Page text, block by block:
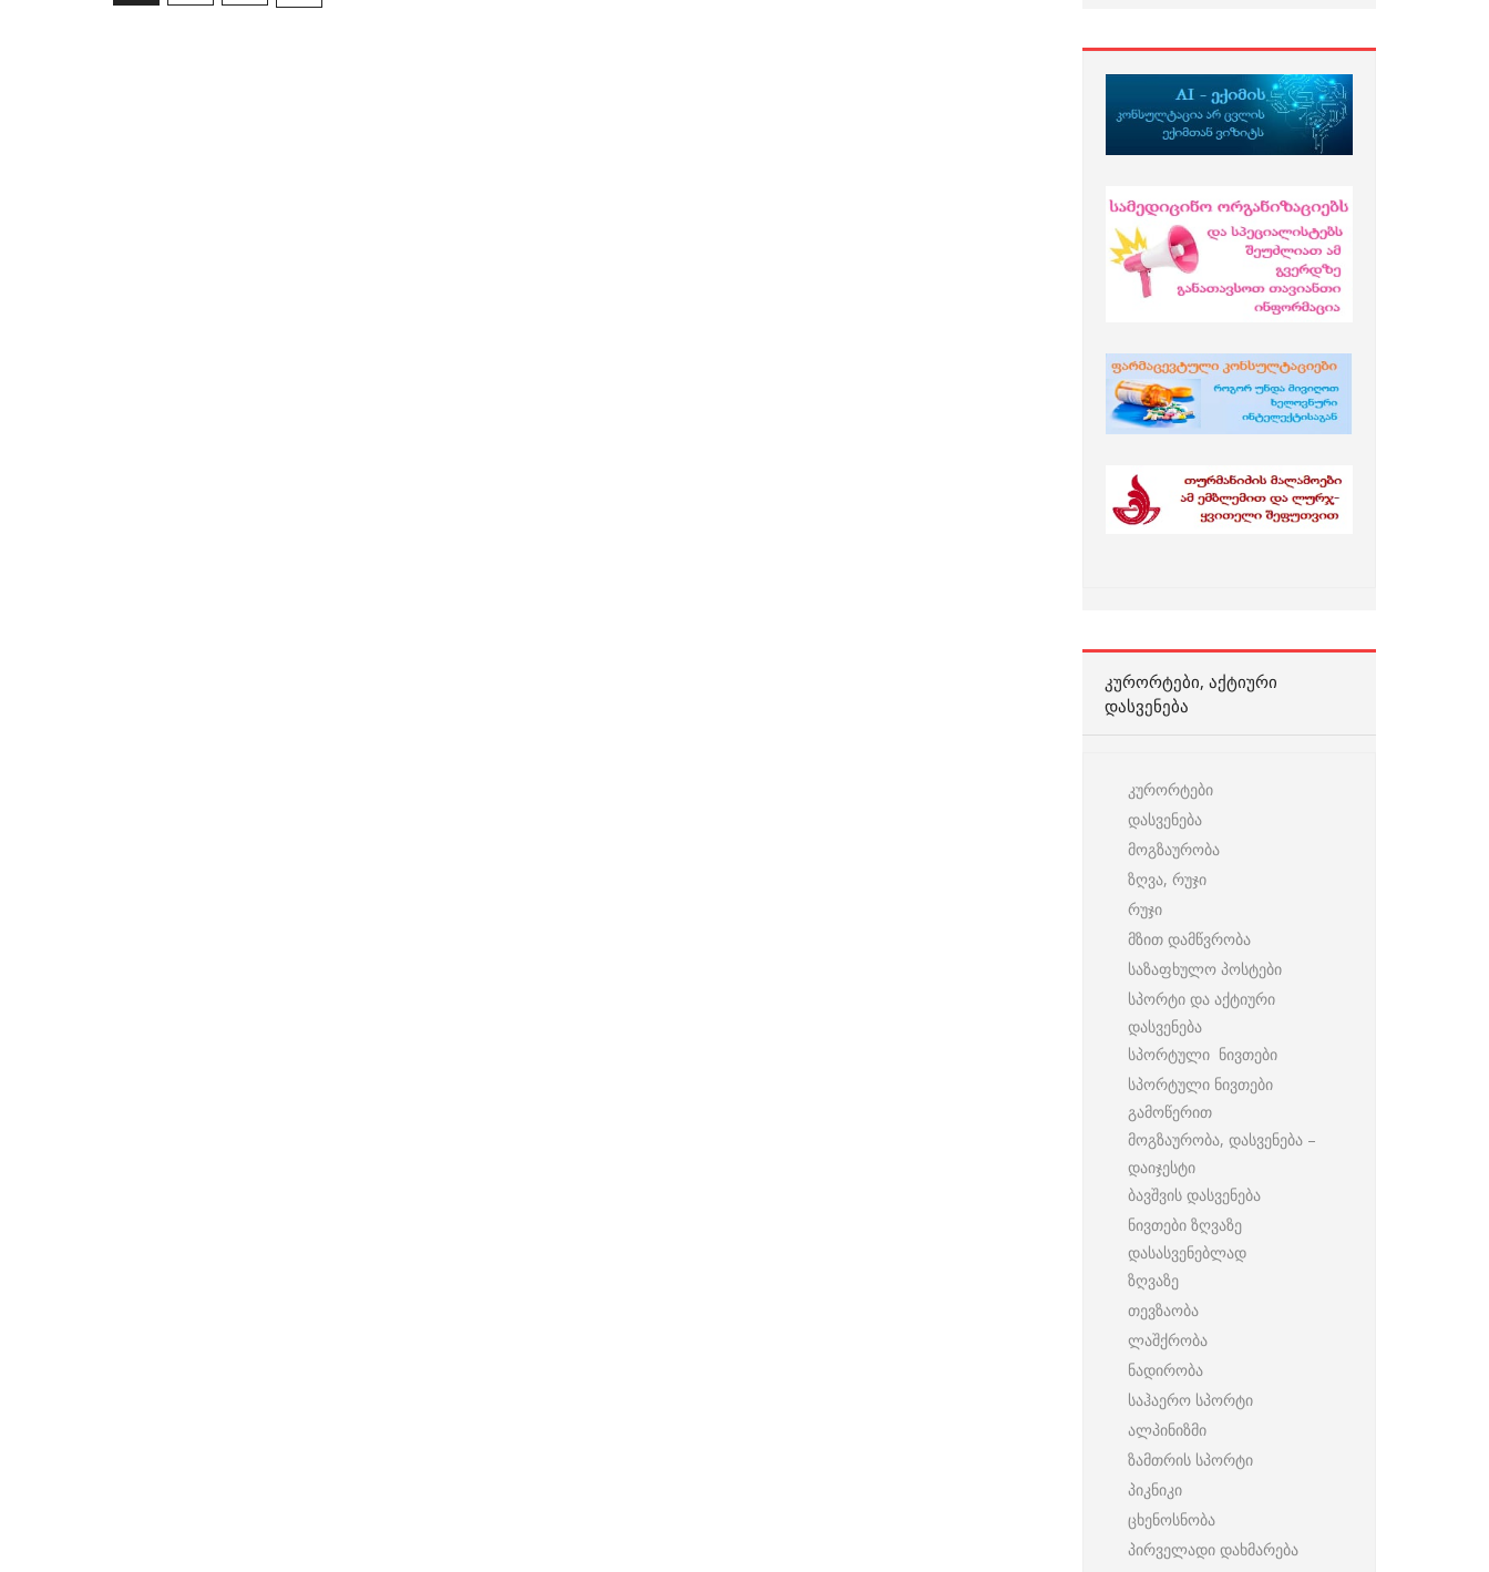
ᲙᲣᲠᲝᲠᲢᲔᲑᲘ, ᲐᲥᲢᲘᲣᲠᲘ
ᲓᲐᲡᲕᲔᲜᲔᲑᲐ
კურორტები
დასვენება
მოგზაურობა
ზღვა, რუჯი
რუჯი
მზით დამწვრობა
საზაფხულო პოსტები
სპორტი და აქტიური
დასვენება
სპორტული ნივთები
სპორტული ნივთები
გამოწერით
მოგზაურობა, დასვენება –
დაიჯესტი
ბავშვის დასვენება
ნივთები ზღვაზე
დასასვენებლად
ზღვაზე
თევზაობა
ლაშქრობა
ნადირობა
საჰაერო სპორტი
ალპინიზმი
ზამთრის სპორტი
პიკნიკი
ცხენოსნობა
პირველადი დახმარება